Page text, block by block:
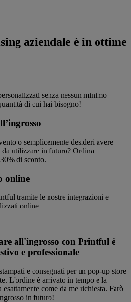
aziendale è in ottime
senza nessun minimo
di cui hai bisogno!
o semplicemente desideri avere
utilizzare in futuro? Ordina
di sconto.
online
tramite le nostre integrazioni e
online.
all'ingrosso con Printful è
e professionale
e consegnati per un pop-up store
L'ordine è arrivato in tempo e la
come da me richiesta. Farò
in futuro!